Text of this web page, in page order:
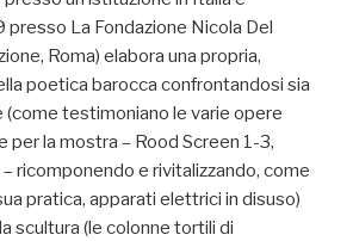
La Fondazione Nicola Del
Roma) elabora una propria,
poetica barocca confrontandosi sia
(come testimoniano le varie opere
per la mostra – Rood Screen 1-3,
ricomponendo e rivitalizzando, come
pratica, apparati elettrici in disuso)
scultura (le colonne tortili di